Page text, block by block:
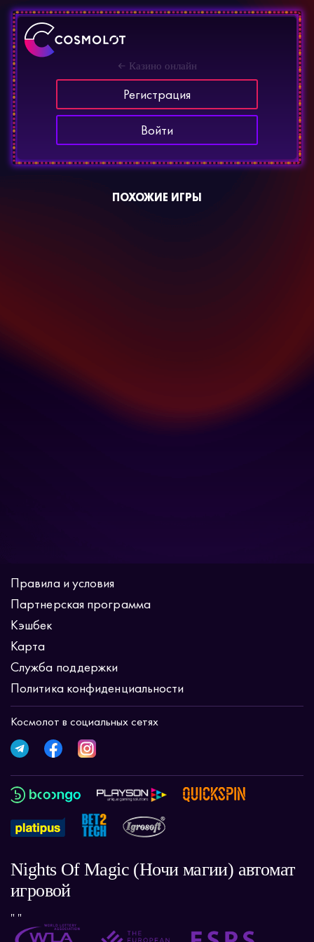
Казино онлайн
Регистрация
Войти
ПОХОЖИЕ ИГРЫ
Правила и условия
Партнерская программа
Кэшбек
Карта
Служба поддержки
Политика конфиденциальности
Космолот в социальных сетях
Nights Of Magic (Ночи магии) автомат
игровой
" "